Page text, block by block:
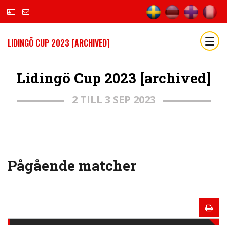
LIDINGÖ CUP 2023 [ARCHIVED]
Lidingö Cup 2023 [archived]
2 TILL 3 SEP 2023
Pågående matcher